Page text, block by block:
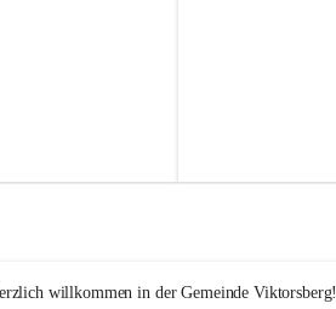
willkommen in der Gemeinde Viktorsberg!